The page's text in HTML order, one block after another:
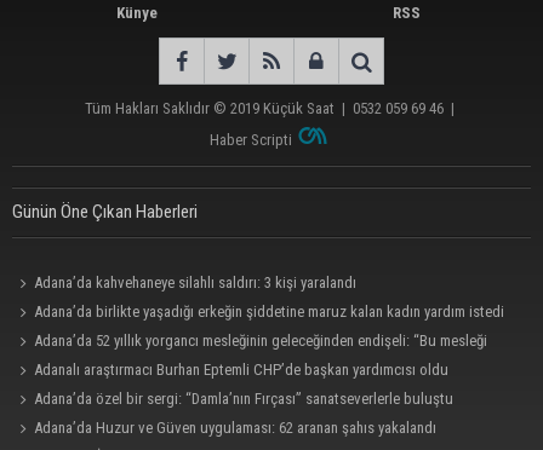
Künye
RSS
Tüm Hakları Saklıdır © 2019 Küçük Saat | 0532 059 69 46 |
Haber Scripti
Günün Öne Çıkan Haberleri
Adana’da kahvehaneye silahlı saldırı: 3 kişi yaralandı
Adana’da birlikte yaşadığı erkeğin şiddetine maruz kalan kadın yardım istedi
Adana’da 52 yıllık yorgancı mesleğinin geleceğinden endişeli: “Bu mesleği
çocuğuma bile öğretemedim”
Adanalı araştırmacı Burhan Eptemli CHP’de başkan yardımcısı oldu
Adana’da özel bir sergi: “Damla’nın Fırçası” sanatseverlerle buluştu
Adana’da Huzur ve Güven uygulaması: 62 aranan şahıs yakalandı